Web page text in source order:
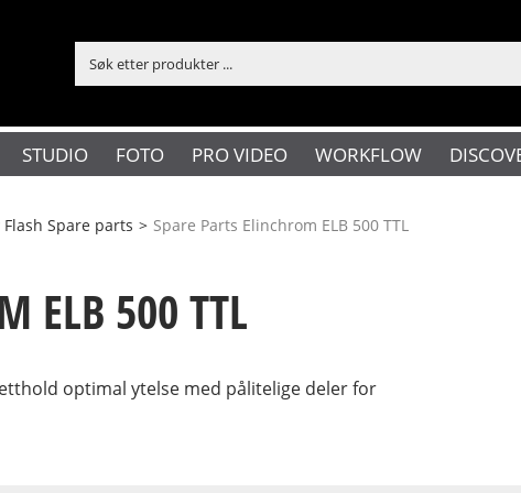
STUDIO FOTO PRO VIDEO WORKFLOW
Spare parts > Spare Parts Elinchrom ELB 500 TTL
ELB 500 TTL
optimal ytelse med pålitelige deler for